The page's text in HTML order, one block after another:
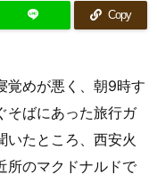

Copy
覚めが悪く、朝9時す
そばにあった旅行ガ
いたところ、西安火
所のマクドナルドで